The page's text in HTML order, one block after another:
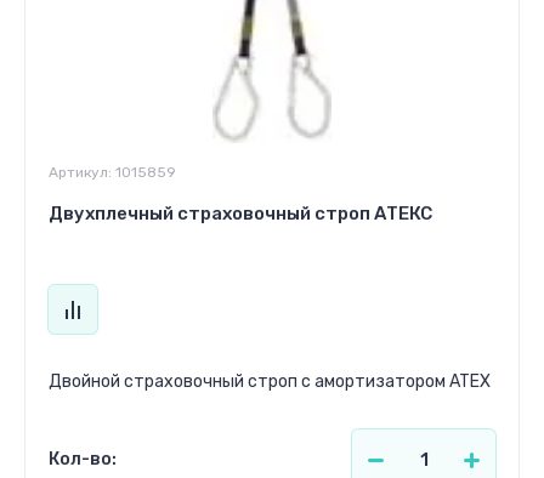
Артикул: 1015859
Двухплечный страховочный строп АТЕКС
Двойной страховочный строп с амортизатором ATEX
Кол-во: